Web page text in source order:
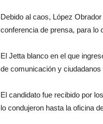
Debido al caos, López
conferencia de prensa, para lo
El Jetta blanco en el que
de comunicación y
El candidato fue recibido por
lo condujeron hasta la oficina